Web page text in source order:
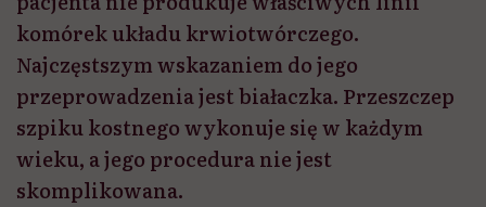
komórek układu krwiotwórczego.
Najczęstszym wskazaniem do jego
przeprowadzenia jest białaczka. Przeszczep
szpiku kostnego wykonuje się w każdym
wieku, a jego procedura nie jest
skomplikowana.